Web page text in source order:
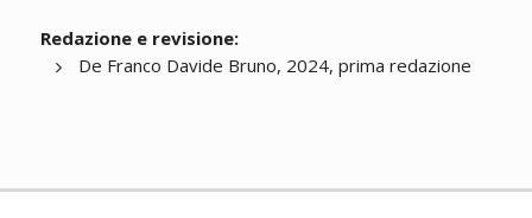
Redazione e revisione:
De Franco Davide Bruno, 2024, prima redazione